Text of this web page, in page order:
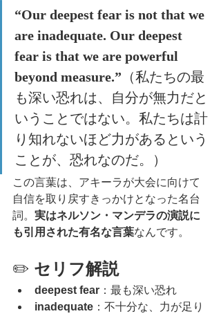
“Our deepest fear is not that we
are inadequate. Our deepest
fear is that we are powerful
beyond measure.” （私たちの最
も深い恐れは、自分が無力だと
いうことではない。私たちは計
り知れないほど力があるという
ことが、恐れなのだ。）
この言葉は、アキーラが大会に向けて
自信を取り戻すきっかけとなった名台
詞。 実はネルソン・マンデラの演説に
も引用された有名な言葉なんです。
✏️ セリフ解説
deepest fear ：最も深い恐れ
inadequate ：不十分な、力が足り